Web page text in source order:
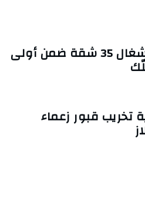
صفاقس/ انطلاق أشغال 35 شقة ضمن أولى
قبور زعماء